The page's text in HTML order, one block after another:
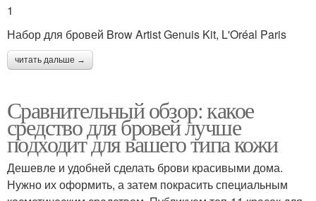
1
Набор для бровей Brow Artist Genuis Kit, L'Oréal Paris
читать дальше →
Сравнительный обзор: какое
средство для бровей лучше
подходит для вашего типа кожи
Дешевле и удобней сделать брови красивыми дома.
Нужно их оформить, а затем покрасить специальным